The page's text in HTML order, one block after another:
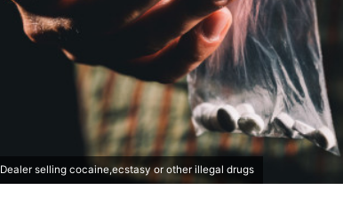
Dealer selling cocaine,ecstasy or other illegal drugs